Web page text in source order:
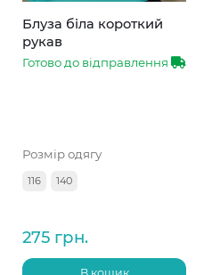
Блуза біла короткий
рукав
Готово до відправлення
Розмір одягу
116 140
275 грн.